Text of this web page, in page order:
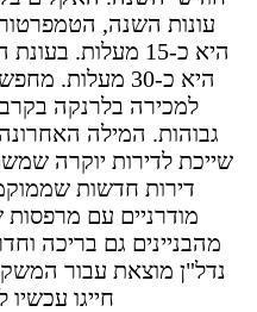
עונות השנה,
היא כ-15 מעלות.
היא כ-30
למכירה בלרנקה
גבוהות. המילה
שייכת לדירות יוקרה
דירות חדשות
מודרניים עם
מהבניינים גם בריכה
נדל"ן מוצאת עבור
חייגו